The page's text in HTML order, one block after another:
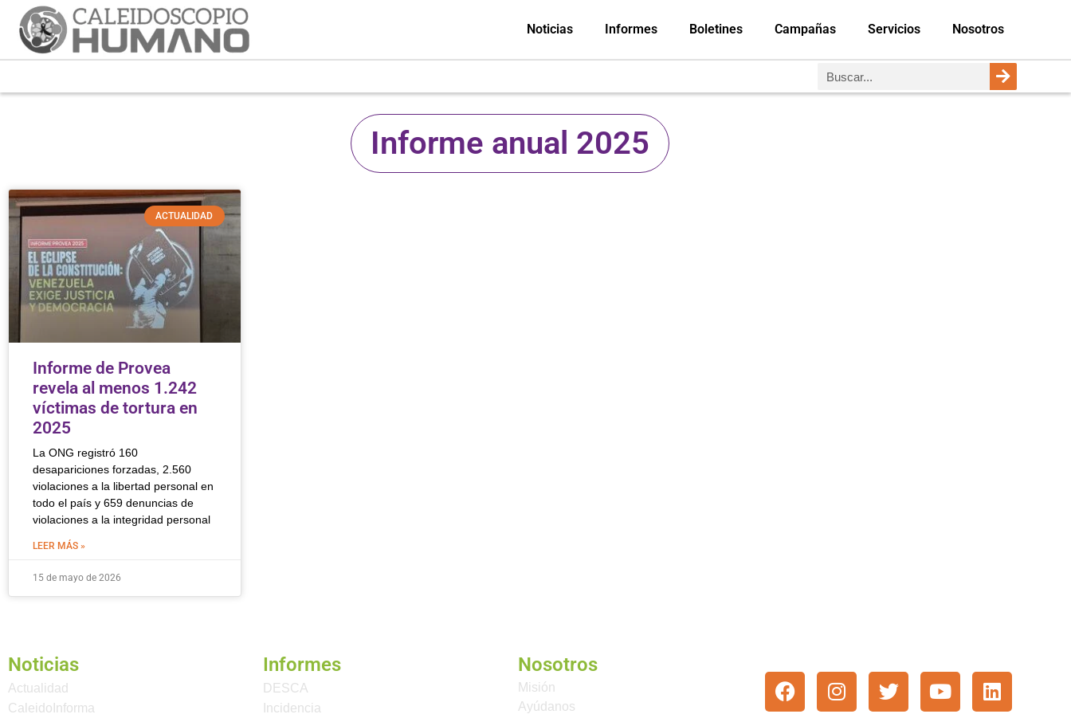
Noticias Informes Boletines Campañas Servicios Nosotros
Informe anual 2025
ACTUALIDAD
Informe de Provea
revela al menos 1.242
víctimas de tortura en
2025
La ONG registró 160
desapariciones forzadas, 2.560
violaciones a la libertad personal en
todo el país y 659 denuncias de
violaciones a la integridad personal
LEER MÁS »
15 de mayo de 2026
Noticias
Actualidad
CaleidoInforma
Informes
DESCA
Incidencia
Nosotros
Misión
Ayúdanos